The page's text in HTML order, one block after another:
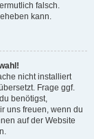
falsch.
kann.
nicht installiert
Frage ggf.
benötigst,
uns freuen, wenn du
auf der Website